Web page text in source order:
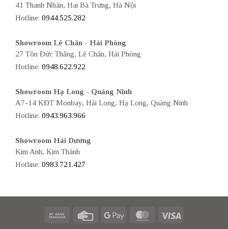
41 Thanh Nhàn, Hai Bà Trưng, Hà Nội
Hotline: 0944.525.282
Showroom Lê Chân - Hải Phòng
27 Tôn Đức Thắng, Lê Chân, Hải Phòng
Hotline: 0948.622.922
Showroom Hạ Long - Quảng Ninh
A7-14 KĐT Monbay, Hải Long, Hạ Long, Quảng Ninh
Hotline: 0943.963.966
Showroom Hải Dương
Kim Anh, Kim Thành
Hotline: 0983.721.427